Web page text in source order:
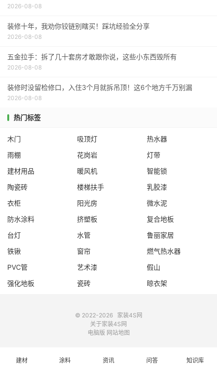
2026-08-08
装修十年，我劝你铰链别瞎买！踩坑经验全分享
2026-08-08
五金拉手：拆了几十套房才敢跟你说，这些小东西毁所有
2026-08-08
装修时没留检修口，入住3个月就拆吊顶！这6个地方千万别漏
2026-08-08
热门标签
木门 吸顶灯
热水器
雨棚
花岗岩
灯带
建材用品
暖风机
智能锁
陶瓷砖
楼梯扶手
乳胶漆
衣柜
阳光房
微水泥
防水涂料
挤塑板
复合地板
台灯
水管
鲁丽家居
铁锹
窗帘
燃气热水器
PVC管
艺术漆
假山
强化地板
瓷砖 晾衣架
© 2022-2026 家装4S网
关于家装4S网
电脑版 网站地图
建材 涂料 资讯 问答 知识库